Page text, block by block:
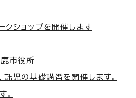
クショップを開催します
鹿市役所
児の基礎講習を開催します。
。